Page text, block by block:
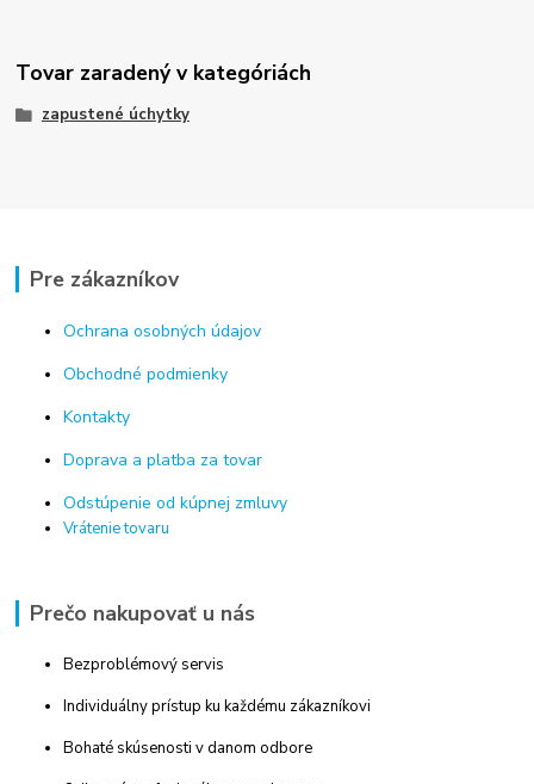
Tovar zaradený v kategóriách
zapustené úchytky
Pre zákazníkov
Ochrana osobných údajov
Obchodné podmienky
Kontakty
Doprava a platba za tovar
Odstúpenie od kúpnej zmluvy
Vrátenie tovaru
Prečo nakupovať u nás
Bezproblémový servis
Individuálny prístup ku každému zákazníkovi
Bohaté skúsenosti v danom odbore